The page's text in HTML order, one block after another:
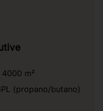
4000 m²
(propano/butano)